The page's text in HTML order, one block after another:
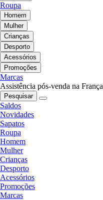
Roupa
Homem
Mulher
Crianças
Desporto
Acessórios
Promoções
Marcas
Assistência pós-venda na França
Pesquisar
Saldos
Novidades
Sapatos
Roupa
Homem
Mulher
Crianças
Desporto
Acessórios
Promoções
Marcas